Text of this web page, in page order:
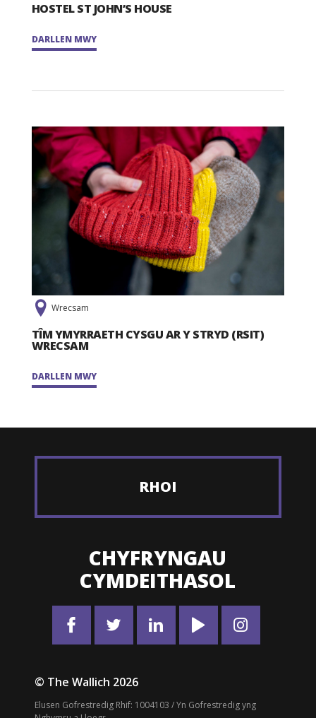
HOSTEL ST JOHN’S HOUSE
DARLLEN MWY
Wrecsam
TÎM YMYRRAETH CYSGU AR Y STRYD (RSIT)
WRECSAM
DARLLEN MWY
RHOI
CHYFRYNGAU
CYMDEITHASOL
© The Wallich 2026
Elusen Gofrestredig Rhif: 1004103 / Yn Gofrestredig yng